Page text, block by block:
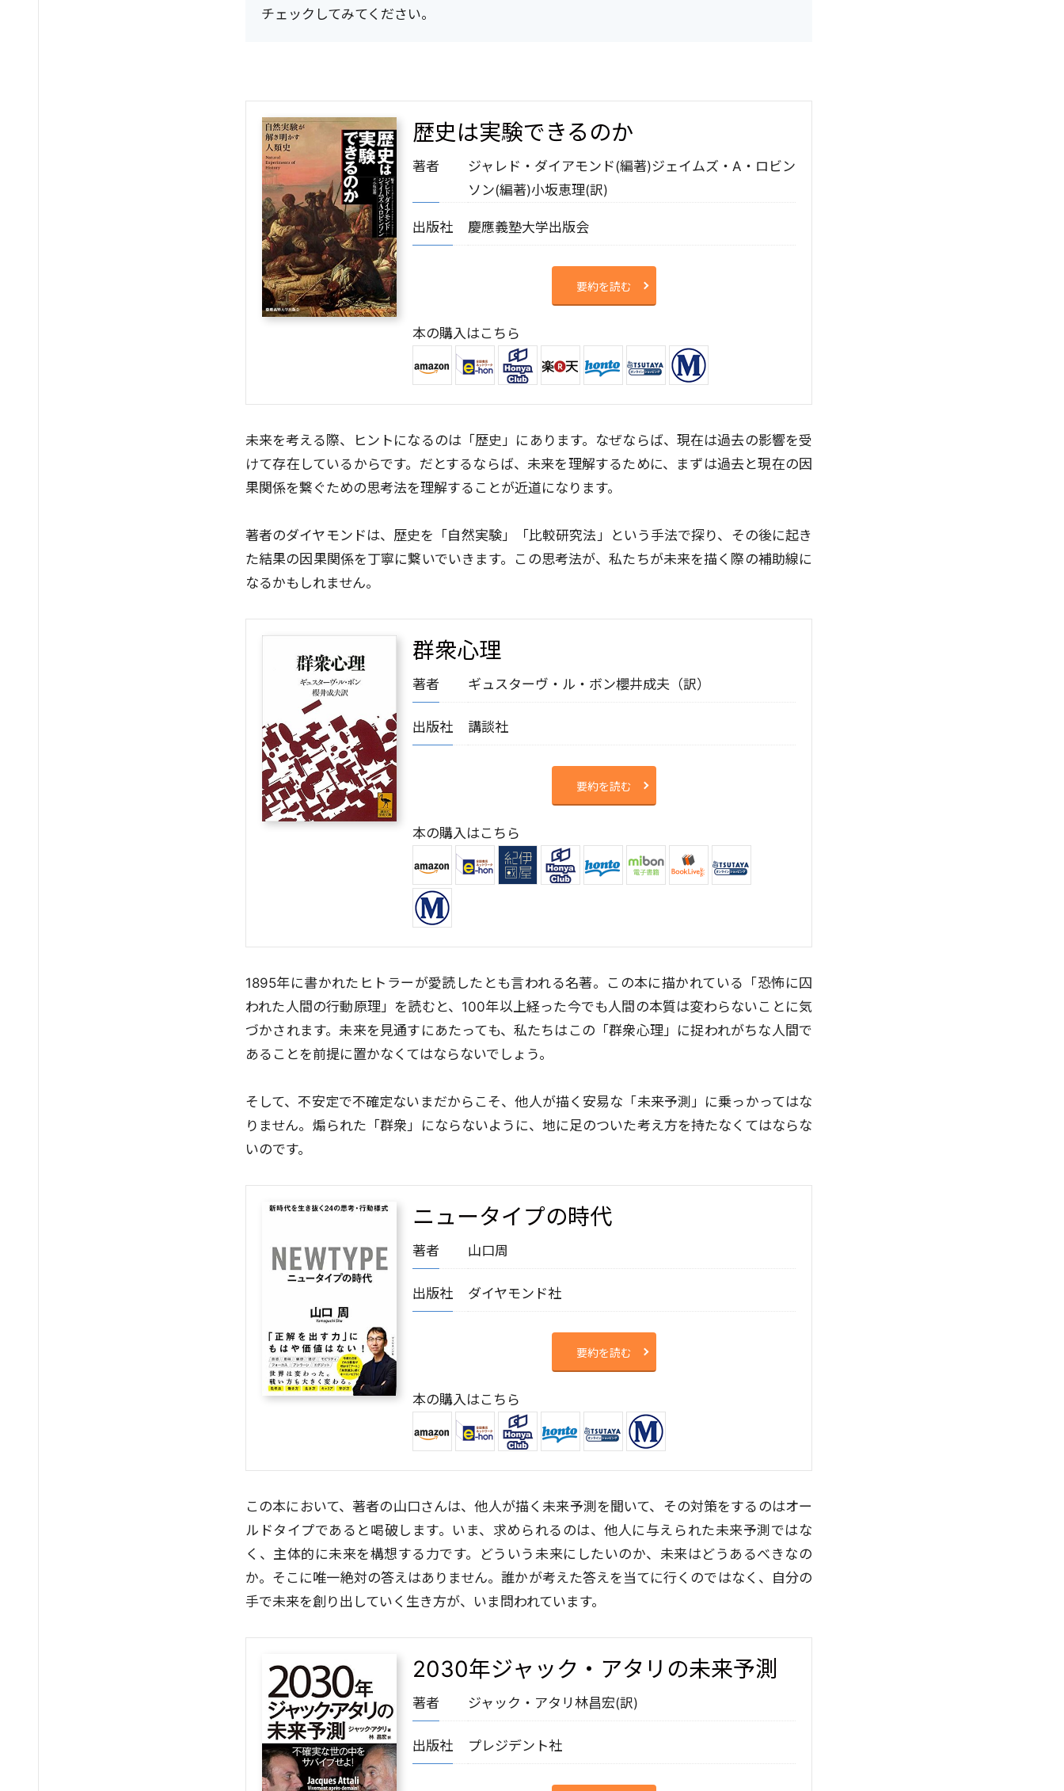
チェックしてみてください。
歴史は実験できるのか
著者 ジャレド・ダイアモンド(編著)ジェイムズ・A・ロビン
ソン(編著)小坂恵理(訳)
出版社 慶應義塾大学出版会
要約を読む
本の購入はこちら
未来を考える際、ヒントになるのは「歴史」にあります。なぜならば、現在は過去の影響を受
けて存在しているからです。だとするならば、未来を理解するために、まずは過去と現在の因
果関係を繋ぐための思考法を理解することが近道になります。
著者のダイヤモンドは、歴史を「自然実験」「比較研究法」という手法で探り、その後に起き
た結果の因果関係を丁寧に繋いでいきます。この思考法が、私たちが未来を描く際の補助線に
なるかもしれません。
群衆心理
著者 ギュスターヴ・ル・ボン櫻井成夫（訳）
出版社 講談社
要約を読む
本の購入はこちら
1895年に書かれたヒトラーが愛読したとも言われる名著。この本に描かれている「恐怖に囚
われた人間の行動原理」を読むと、100年以上経った今でも人間の本質は変わらないことに気
づかされます。未来を見通すにあたっても、私たちはこの「群衆心理」に捉われがちな人間で
あることを前提に置かなくてはならないでしょう。
そして、不安定で不確定ないまだからこそ、他人が描く安易な「未来予測」に乗っかってはな
りません。煽られた「群衆」にならないように、地に足のついた考え方を持たなくてはならな
いのです。
ニュータイプの時代
著者 山口周
出版社 ダイヤモンド社
要約を読む
本の購入はこちら
この本において、著者の山口さんは、他人が描く未来予測を聞いて、その対策をするのはオー
ルドタイプであると喝破します。いま、求められるのは、他人に与えられた未来予測ではな
く、主体的に未来を構想する力です。どういう未来にしたいのか、未来はどうあるべきなの
か。そこに唯一絶対の答えはありません。誰かが考えた答えを当てに行くのではなく、自分の
手で未来を創り出していく生き方が、いま問われています。
2030年ジャック・アタリの未来予測
著者 ジャック・アタリ 林昌宏(訳)
出版社 プレジデント社